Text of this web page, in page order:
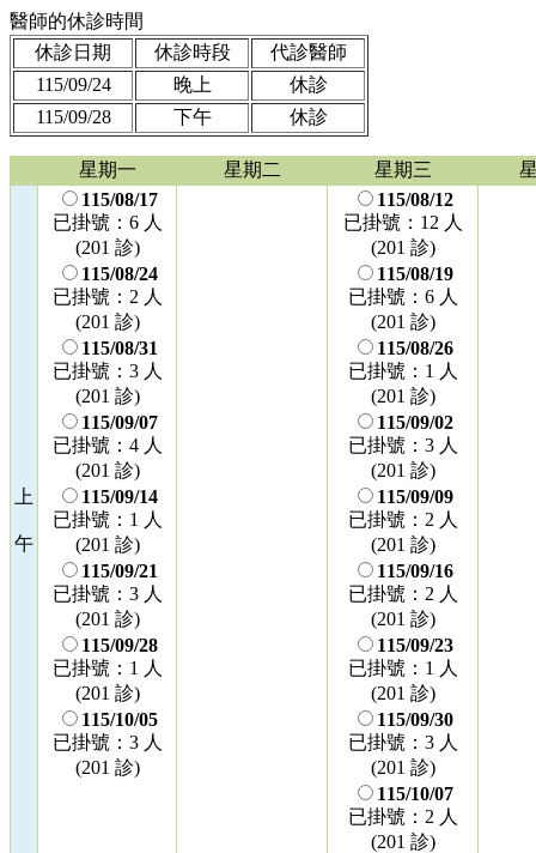
醫師的休診時間
休診日期
休診時段
代診醫師
115/09/24
晚上
休診
115/09/28
下午 休診
星期一 星期二 星期三
上
午
115/08/17
已掛號：6 人
(201 診)
115/08/24
已掛號：2 人
(201 診)
115/08/31
已掛號：3 人
(201 診)
115/09/07
已掛號：4 人
(201 診)
115/09/14
已掛號：1 人
(201 診)
115/09/21
已掛號：3 人
(201 診)
115/09/28
已掛號：1 人
(201 診)
115/10/05
已掛號：3 人
(201 診)
115/08/12
已掛號：12 人
(201 診)
115/08/19
已掛號：6 人
(201 診)
115/08/26
已掛號：1 人
(201 診)
115/09/02
已掛號：3 人
(201 診)
115/09/09
已掛號：2 人
(201 診)
115/09/16
已掛號：2 人
(201 診)
115/09/23
已掛號：1 人
(201 診)
115/09/30
已掛號：3 人
(201 診)
115/10/07
已掛號：2 人
(201 診)